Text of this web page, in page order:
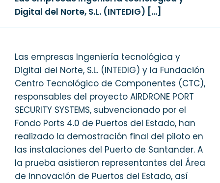
Digital del Norte, S.L. (INTEDIG) […]
Las empresas Ingeniería tecnológica y
Digital del Norte, S.L. (INTEDIG) y la Fundación
Centro Tecnológico de Componentes (CTC),
responsables del proyecto AIRDRONE PORT
SECURITY SYSTEMS, subvencionado por el
Fondo Ports 4.0 de Puertos del Estado, han
realizado la demostración final del piloto en
las instalaciones del Puerto de Santander. A
la prueba asistieron representantes del Área
de Innovación de Puertos del Estado, así